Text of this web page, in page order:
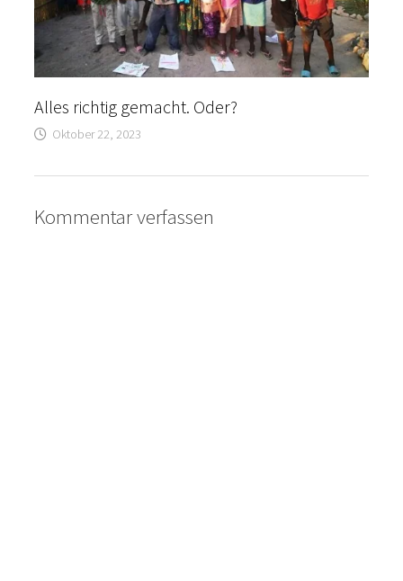
Alles richtig gemacht. Oder?
Oktober 22, 2023
Kommentar verfassen